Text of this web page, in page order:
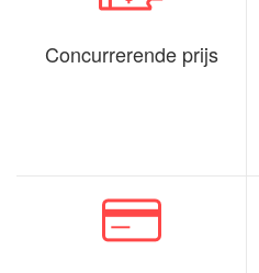
Concurrerende prijs